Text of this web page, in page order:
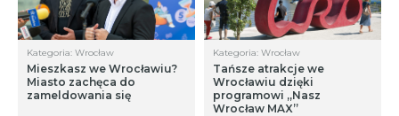
Kategoria: Wrocław
Mieszkasz we Wrocławiu?
Miasto zachęca do
zameldowania się
Kategoria: Wrocław
Tańsze atrakcje we
Wrocławiu dzięki
programowi „Nasz
Wrocław MAX”